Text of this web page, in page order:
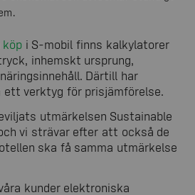
köp i S-mobil finns kalkylatorer
inhemskt ursprung,
Därtill har
verktyg för prisjämförelse.
utmärkelsen Sustainable
vi strävar efter att också de
ska få samma utmärkelse
kunder elektroniska